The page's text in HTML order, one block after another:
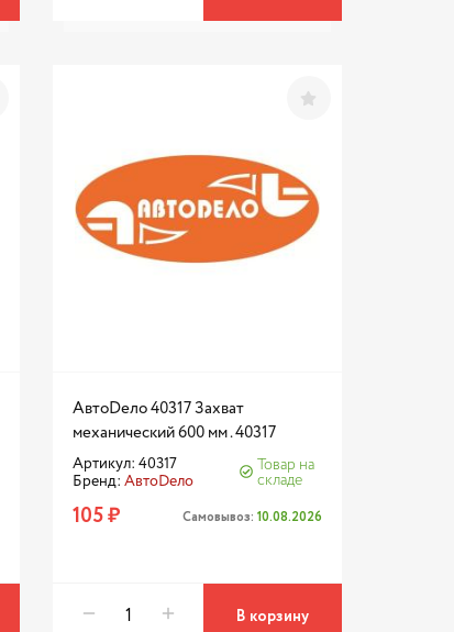
АвтоDело 40317 Захват
механический 600 мм . 40317
Артикул: 40317
Бренд:АвтоDело
Товар на
складе
105 ₽ Самовывоз: 10.08.2026
В корзину